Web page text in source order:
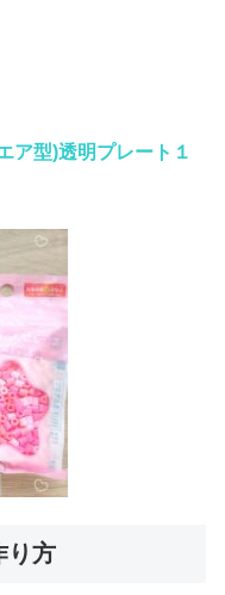
ア型)透明プレート１
り方